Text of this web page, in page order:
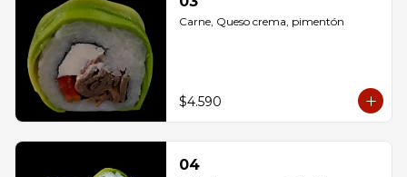
Carne, Queso crema, pimentón
$4.590
04